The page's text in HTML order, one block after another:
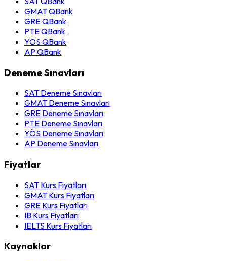
GMAT QBank
GRE QBank
PTE QBank
YÖS QBank
AP QBank
Deneme Sınavları
SAT Deneme Sınavları
GMAT Deneme Sınavları
GRE Deneme Sınavları
PTE Deneme Sınavları
YÖS Deneme Sınavları
AP Deneme Sınavları
Fiyatlar
SAT Kurs Fiyatları
GMAT Kurs Fiyatları
GRE Kurs Fiyatları
IB Kurs Fiyatları
IELTS Kurs Fiyatları
Kaynaklar